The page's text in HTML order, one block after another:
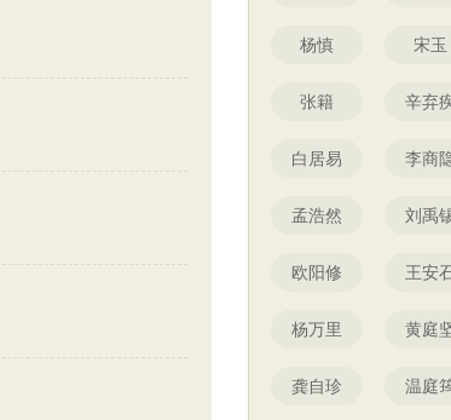
杨慎 宋玉
张籍 辛弃
白居易 李商
孟浩然 刘禹
欧阳修 王安
杨万里 黄庭
龚自珍 温庭